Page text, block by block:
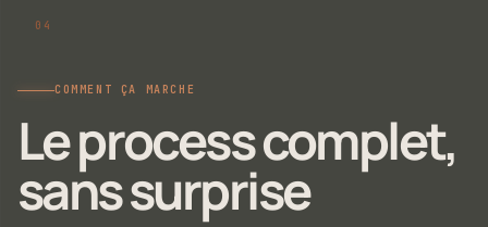
COMMENT ÇA MARCHE
Le process complet,
sans surprise